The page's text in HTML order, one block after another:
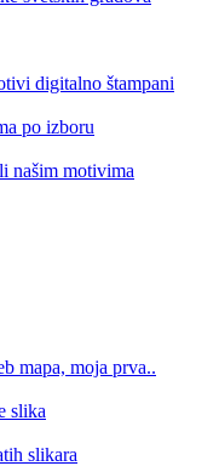
digitalno štampani
po izboru
našim motivima
mapa, moja prva..
slika
slikara